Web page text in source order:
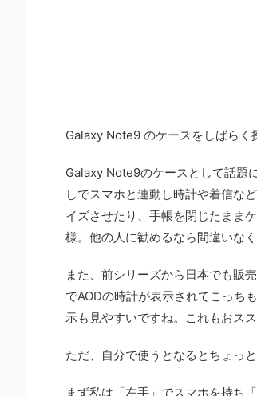
Galaxy Note9 のケースをしばらく
Galaxy Note9のケースとして話題
しでスマホと連動し時計や着信な
イズさせたり、手帳を閉じたまま
様。他の人に勧めるなら間違いな
また、前シリーズから日本でも販
でAODの時計が表示されてこっち
示も見やすいですね。これもおスス
ただ、自分で使うとなるとちょっ
まず私は「左手」でスマホを持ち